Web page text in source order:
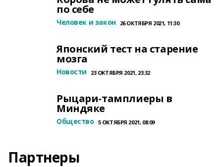
по себе
Человек и закон 26 ОКТЯБРЯ 2021, 11:30
Японский тест на старение
мозга
Новости 23 ОКТЯБРЯ 2021, 23:32
Рыцари-тамплиеры в
Миндяке
Общество 5 ОКТЯБРЯ 2021, 08:09
Партнеры